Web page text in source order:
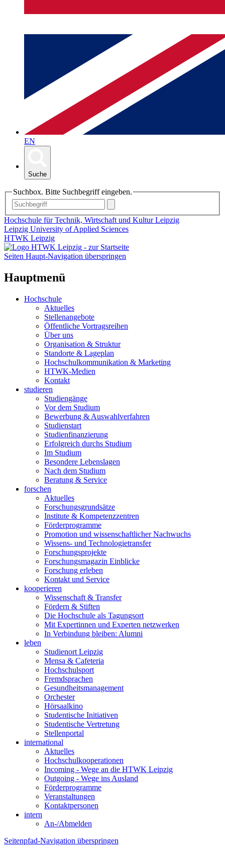
EN
Suche
Suchbox. Bitte Suchbegriff eingeben.
Hochschule für Technik, Wirtschaft und Kultur Leipzig
Leipzig University of Applied Sciences
HTWK Leipzig
Seiten Haupt-Navigation überspringen
Hauptmenü
Hochschule
Aktuelles
Stellenangebote
Öffentliche Vortragsreihen
Über uns
Organisation & Struktur
Standorte & Lageplan
Hochschulkommunikation & Marketing
HTWK-Medien
Kontakt
studieren
Studiengänge
Vor dem Studium
Bewerbung & Auswahlverfahren
Studienstart
Studienfinanzierung
Erfolgreich durchs Studium
Im Studium
Besondere Lebenslagen
Nach dem Studium
Beratung & Service
forschen
Aktuelles
Forschungsgrundsätze
Institute & Kompetenzzentren
Förderprogramme
Promotion und wissenschaftlicher Nachwuchs
Wissens- und Technologietransfer
Forschungsprojekte
Forschungsmagazin Einblicke
Forschung erleben
Kontakt und Service
kooperieren
Wissenschaft & Transfer
Fördern & Stiften
Die Hochschule als Tagungsort
Mit Expertinnen und Experten netzwerken
In Verbindung bleiben: Alumni
leben
Studienort Leipzig
Mensa & Cafeteria
Hochschulsport
Fremdsprachen
Gesundheitsmanagement
Orchester
Hörsaalkino
Studentische Initiativen
Studentische Vertretung
Stellenportal
international
Aktuelles
Hochschulkooperationen
Incoming - Wege an die HTWK Leipzig
Outgoing - Wege ins Ausland
Förderprogramme
Veranstaltungen
Kontaktpersonen
intern
An-/Abmelden
Seitenpfad-Navigation überspringen